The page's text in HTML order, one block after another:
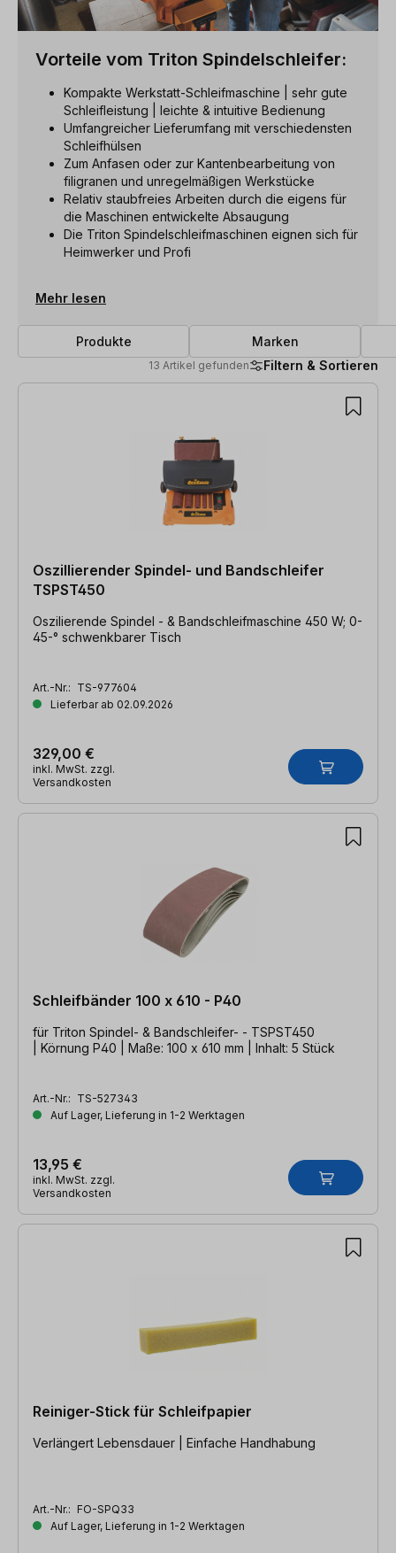
Vorteile vom Triton Spindelschleifer:
Kompakte Werkstatt-Schleifmaschine | sehr gute
Schleifleistung | leichte & intuitive Bedienung
Umfangreicher Lieferumfang mit verschiedensten
Schleifhülsen
Zum Anfasen oder zur Kantenbearbeitung von
filigranen und unregelmäßigen Werkstücke
Relativ staubfreies Arbeiten durch die eigens für
die Maschinen entwickelte Absaugung
Die Triton Spindelschleifmaschinen eignen sich für
Heimwerker und Profi
Mehr lesen
Produkte Marken
13 Artikel gefunden Filtern & Sortieren
13 Artikel gefunden
Oszillierender Spindel- und Bandschleifer
TSPST450
Oszilierende Spindel - & Bandschleifmaschine 450 W; 0-
45-° schwenkbarer Tisch
Art.-Nr.: TS-977604
Lieferbar ab 02.09.2026
329,00 €
inkl. MwSt. zzgl.
Versandkosten
Schleifbänder 100 x 610 - P40
für Triton Spindel- & Bandschleifer- - TSPST450
| Körnung P40 | Maße: 100 x 610 mm | Inhalt: 5 Stück
Art.-Nr.: TS-527343
Auf Lager, Lieferung in 1-2 Werktagen
13,95 €
inkl. MwSt. zzgl.
Versandkosten
Reiniger-Stick für Schleifpapier
Verlängert Lebensdauer | Einfache Handhabung
Art.-Nr.: FO-SPQ33
Auf Lager, Lieferung in 1-2 Werktagen